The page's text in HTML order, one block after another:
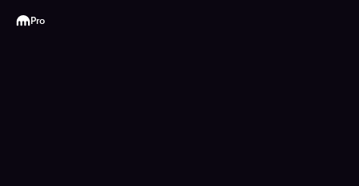
Kraken
Pro